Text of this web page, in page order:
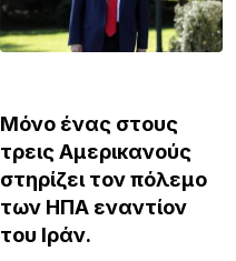
Μόνο ένας στους
τρεις Αμερικανούς
στηρίζει τον πόλεμο
των ΗΠΑ εναντίον
του Ιράν.